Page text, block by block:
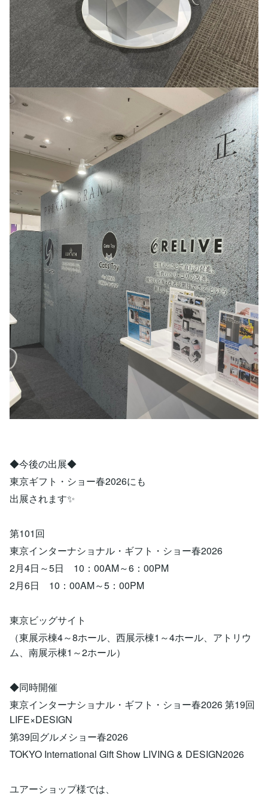
◆今後の出展◆
東京ギフト・ショー春2026にも
出展されます✨
第101回
東京インターナショナル・ギフト・ショー春2026
2月4日～5日 10：00AM～6：00PM
2月6日 10：00AM～5：00PM
東京ビッグサイト
（東展示棟4～8ホール、西展示棟1～4ホール、アトリウ
ム、南展示棟1～2ホール）
◆同時開催
東京インターナショナル・ギフト・ショー春2026 第19回
LIFE×DESIGN
第39回グルメショー春2026
TOKYO International Gift Show LIVING & DESIGN2026
ユアーショップ様では、